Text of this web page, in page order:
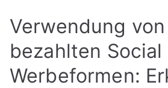
Verwendung von
bezahlten
Werbeformen: